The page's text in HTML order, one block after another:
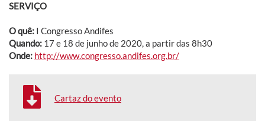
SERVIÇO
O quê: I Congresso Andifes
Quando: 17 e 18 de junho de 2020, a partir das 8h30
Onde: http://www.congresso.andifes.org.br/
Cartaz do evento